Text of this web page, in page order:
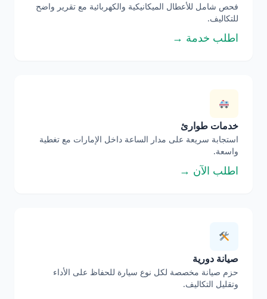
فحص شامل للأعطال الميكانيكية والكهربائية مع تقرير واضح
للتكاليف.
اطلب خدمة →
خدمات طوارئ
استجابة سريعة على مدار الساعة داخل الإمارات مع تغطية
واسعة.
اطلب الآن →
صيانة دورية
حزم صيانة مخصصة لكل نوع سيارة للحفاظ على الأداء
وتقليل التكاليف.